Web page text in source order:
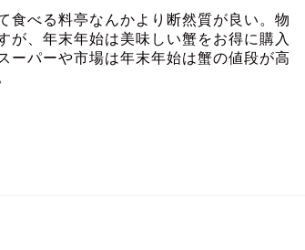
食べる料亭なんかより断然質が良い。物
が、年末年始は美味しい蟹をお得に購入
ーパーや市場は年末年始は蟹の値段が高